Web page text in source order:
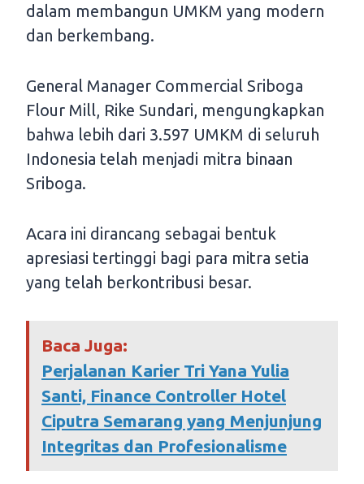
dalam membangun UMKM yang modern
dan berkembang.
General Manager Commercial Sriboga
Flour Mill, Rike Sundari, mengungkapkan
bahwa lebih dari 3.597 UMKM di seluruh
Indonesia telah menjadi mitra binaan
Sriboga.
Acara ini dirancang sebagai bentuk
apresiasi tertinggi bagi para mitra setia
yang telah berkontribusi besar.
Baca Juga:
Perjalanan Karier Tri Yana Yulia
Santi, Finance Controller Hotel
Ciputra Semarang yang Menjunjung
Integritas dan Profesionalisme